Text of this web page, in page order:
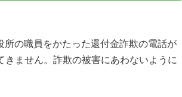
の職員をかたった還付金詐欺の電話が
ません。詐欺の被害にあわないように